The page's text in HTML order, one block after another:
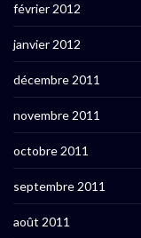
février 2012
janvier 2012
décembre 2011
novembre 2011
octobre 2011
septembre 2011
août 2011